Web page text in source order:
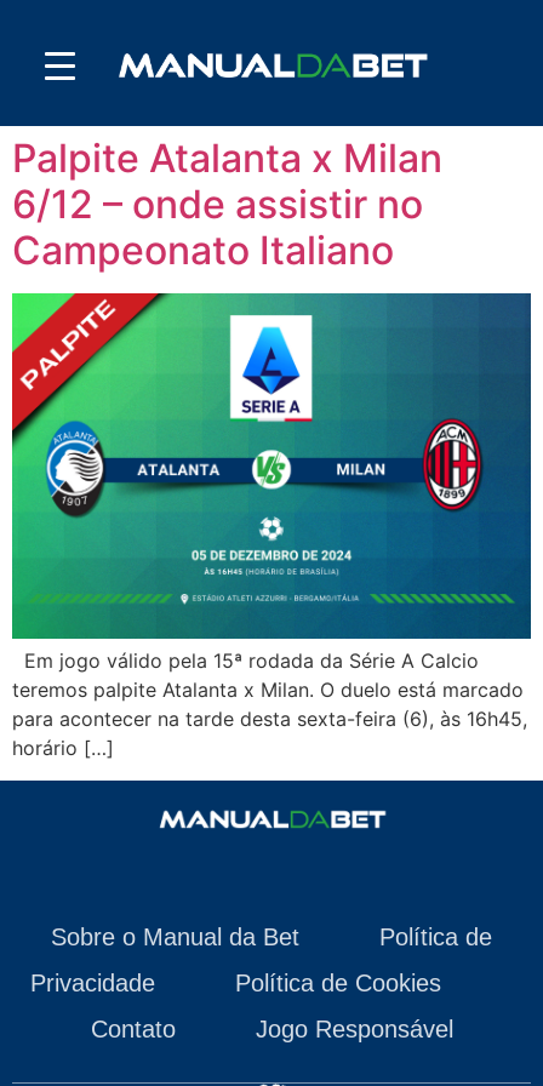
Palpite Atalanta x Milan
6/12 – onde assistir no
Campeonato Italiano
Em jogo válido pela 15ª rodada da Série A Calcio
teremos palpite Atalanta x Milan. O duelo está marcado
para acontecer na tarde desta sexta-feira (6), às 16h45,
horário […]
Sobre o Manual da Bet
Política de
Privacidade
Política de Cookies
Contato
Jogo Responsável